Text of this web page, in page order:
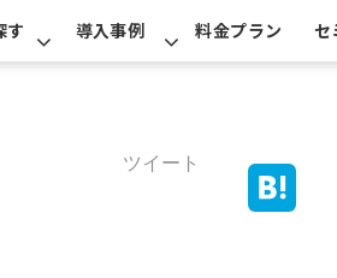
す 導入事例 料金プラン セ
ツイート